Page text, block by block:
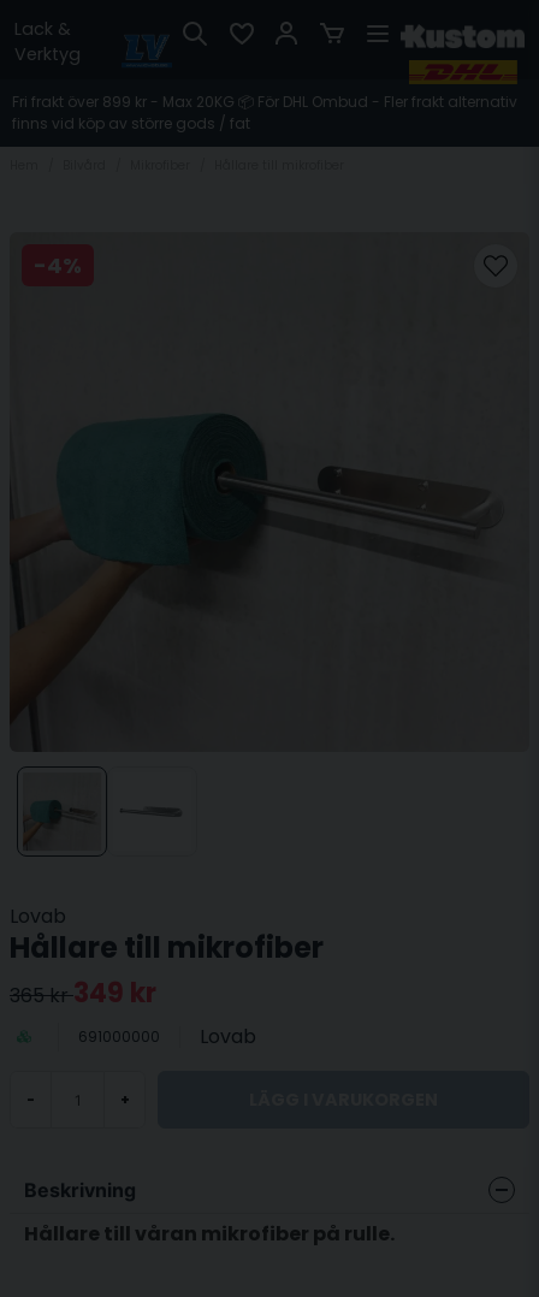
Lack &
Verktyg
Fri frakt över 899 kr - Max 20KG 📦 För DHL Ombud - Fler frakt alternativ
finns vid köp av större gods / fat
-4%
Lovab
Hållare till mikrofiber
365 kr349 kr
691000000 Lovab
- +
Beskrivning
Hållare till våran mikrofiber på rulle.